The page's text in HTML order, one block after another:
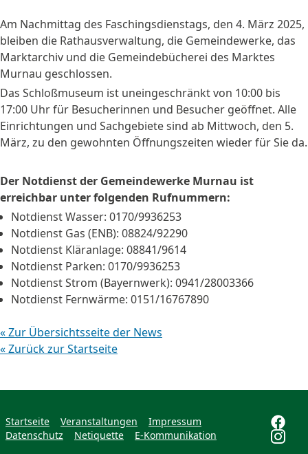
Am Nachmittag des Faschingsdienstags, den 4. März 2025,
bleiben die Rathausverwaltung, die Gemeindewerke, das
Marktarchiv und die Gemeindebücherei des Marktes
Murnau geschlossen.
Das Schloßmuseum ist uneingeschränkt von 10:00 bis
17:00 Uhr für Besucherinnen und Besucher geöffnet. Alle
Einrichtungen und Sachgebiete sind ab Mittwoch, den 5.
März, zu den gewohnten Öffnungszeiten wieder für Sie da.
Der Notdienst der Gemeindewerke Murnau ist
erreichbar unter folgenden Rufnummern:
Notdienst Wasser: 0170/9936253
Notdienst Gas (ENB): 08824/92290
Notdienst Kläranlage: 08841/9614
Notdienst Parken: 0170/9936253
Notdienst Strom (Bayernwerk): 0941/28003366
Notdienst Fernwärme: 0151/16767890
« Zur Übersichtsseite der News
« Zurück zur Startseite
Startseite Veranstaltungen
Impressum
Datenschutz
Netiquette E-Kommunikation